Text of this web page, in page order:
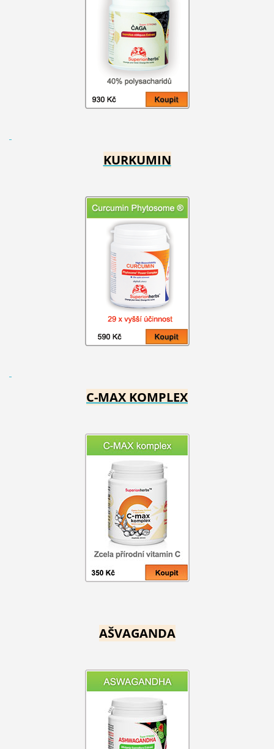
KURKUMIN
C-MAX KOMPLEX
AŠVAGANDA